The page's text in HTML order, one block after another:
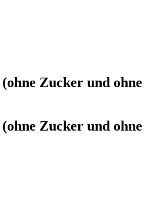
Zucker und ohne
Zucker und ohne